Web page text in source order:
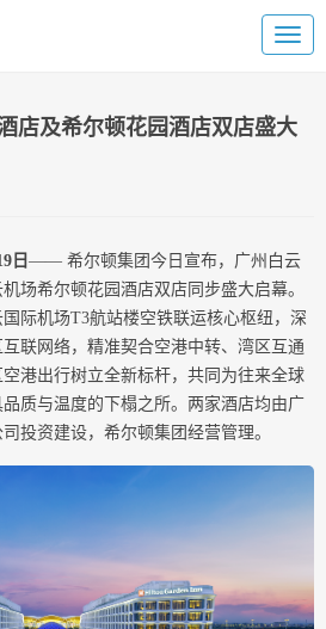
店及希尔顿花园酒店双店盛大
日 —— 希尔顿集团今日宣布，广州白云
场希尔顿花园酒店双店同步盛大启幕。
际机场T3航站楼空铁联运核心枢纽，深
联网络，精准契合空港中转、湾区互通
港出行树立全新标杆，共同为往来全球
质与温度的下榻之所。两家酒店均由广
投资建设，希尔顿集团经营管理。